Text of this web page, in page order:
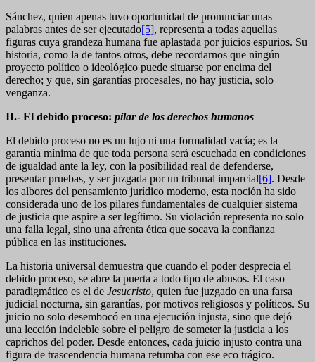
Sánchez, quien apenas tuvo oportunidad de pronunciar unas
palabras antes de ser ejecutado[5], representa a todas aquellas
figuras cuya grandeza humana fue aplastada por juicios espurios. Su
historia, como la de tantos otros, debe recordarnos que ningún
proyecto político o ideológico puede situarse por encima del
derecho; y que, sin garantías procesales, no hay justicia, solo
venganza.
II.- El debido proceso: pilar de los derechos humanos
El debido proceso no es un lujo ni una formalidad vacía; es la
garantía mínima de que toda persona será escuchada en condiciones
de igualdad ante la ley, con la posibilidad real de defenderse,
presentar pruebas, y ser juzgada por un tribunal imparcial[6]. Desde
los albores del pensamiento jurídico moderno, esta noción ha sido
considerada uno de los pilares fundamentales de cualquier sistema
de justicia que aspire a ser legítimo. Su violación representa no solo
una falla legal, sino una afrenta ética que socava la confianza
pública en las instituciones.
La historia universal demuestra que cuando el poder desprecia el
debido proceso, se abre la puerta a todo tipo de abusos. El caso
paradigmático es el de Jesucristo, quien fue juzgado en una farsa
judicial nocturna, sin garantías, por motivos religiosos y políticos. Su
juicio no solo desembocó en una ejecución injusta, sino que dejó
una lección indeleble sobre el peligro de someter la justicia a los
caprichos del poder. Desde entonces, cada juicio injusto contra una
figura de trascendencia humana retumba con ese eco trágico.